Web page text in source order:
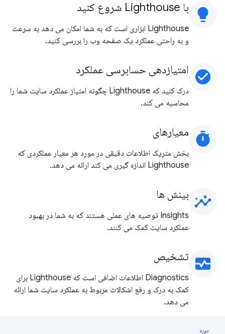
lightbulb با Lighthouse شروع کنید
Lighthouse ابزاری است که به شما امکان می دهد به سرعت
و به راحتی عملکرد یک صفحه وب را بررسی کنید.
check_circle امتیازدهی حسابرسی عملکرد
درک کنید که Lighthouse چگونه امتیاز عملکرد سایت شما را
محاسبه می کند.
timer معیارهای
بخش متریک اطلاعات دقیقی در مورد هر معیار عملکردی که
Lighthouse اندازه گیری می کند ارائه می دهد.
insights بینش ها
Insights توصیه های عملی هستند که به شما در بهبود
عملکرد سایت کمک می کنند.
monitor_heart تشخیص
Diagnostics اطلاعات اضافی است که Lighthouse برای
کمک به درک و رفع اشکالات مربوط به عملکرد سایت شما ارائه
می دهد.
دوره